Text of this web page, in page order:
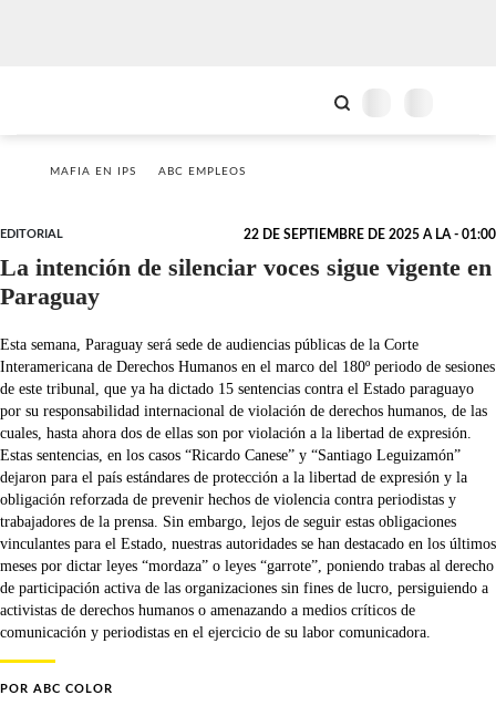
MAFIA EN IPS ABC EMPLEOS
EDITORIAL 22 DE SEPTIEMBRE DE 2025 A LA - 01:00
La intención de silenciar voces sigue vigente en
Paraguay
Esta semana, Paraguay será sede de audiencias públicas de la Corte
Interamericana de Derechos Humanos en el marco del 180º periodo de sesiones
de este tribunal, que ya ha dictado 15 sentencias contra el Estado paraguayo
por su responsabilidad internacional de violación de derechos humanos, de las
cuales, hasta ahora dos de ellas son por violación a la libertad de expresión.
Estas sentencias, en los casos “Ricardo Canese” y “Santiago Leguizamón”
dejaron para el país estándares de protección a la libertad de expresión y la
obligación reforzada de prevenir hechos de violencia contra periodistas y
trabajadores de la prensa. Sin embargo, lejos de seguir estas obligaciones
vinculantes para el Estado, nuestras autoridades se han destacado en los últimos
meses por dictar leyes “mordaza” o leyes “garrote”, poniendo trabas al derecho
de participación activa de las organizaciones sin fines de lucro, persiguiendo a
activistas de derechos humanos o amenazando a medios críticos de
comunicación y periodistas en el ejercicio de su labor comunicadora.
POR ABC COLOR